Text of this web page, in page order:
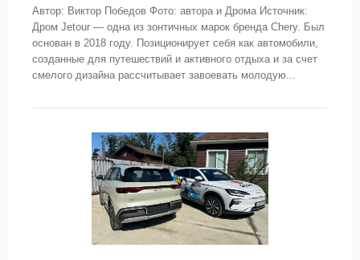
Автор: Виктор Победов Фото: автора и Дрома Источник:
Дром Jetour — одна из зонтичных марок бренда Chery. Был
основан в 2018 году. Позиционирует себя как автомобили,
созданные для путешествий и активного отдыха и за счет
смелого дизайна рассчитывает завоевать молодую...